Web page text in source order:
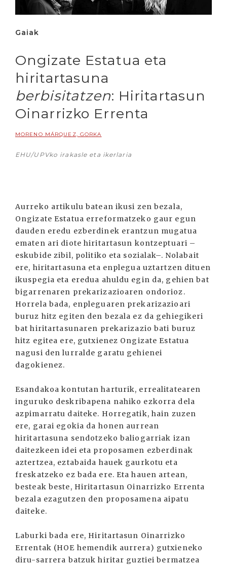
Gaiak
Ongizate Estatua eta
hiritartasuna
berbisitatzen: Hiritartasun
Oinarrizko Errenta
MORENO MÁRQUEZ, GORKA
EHU/UPVko irakasle eta ikerlaria
Aurreko artikulu batean ikusi zen bezala,
Ongizate Estatua erreformatzeko gaur egun
dauden eredu ezberdinek erantzun mugatua
ematen ari diote hiritartasun kontzeptuari –
eskubide zibil, politiko eta sozialak–. Nolabait
ere, hiritartasuna eta enplegua uztartzen dituen
ikuspegia eta eredua ahuldu egin da, gehien bat
bigarrenaren prekarizazioaren ondorioz.
Horrela bada, enpleguaren prekarizazioari
buruz hitz egiten den bezala ez da gehiegikeri
bat hiritartasunaren prekarizazio bati buruz
hitz egitea ere, gutxienez Ongizate Estatua
nagusi den lurralde garatu gehienei
dagokienez.
Esandakoa kontutan harturik, errealitatearen
inguruko deskribapena nahiko ezkorra dela
azpimarratu daiteke. Horregatik, hain zuzen
ere, garai egokia da honen aurrean
hiritartasuna sendotzeko baliogarriak izan
daitezkeen idei eta proposamen ezberdinak
aztertzea, eztabaida hauek gaurkotu eta
freskatzeko ez bada ere. Eta hauen artean,
besteak beste, Hiritartasun Oinarrizko Errenta
bezala ezagutzen den proposamena aipatu
daiteke.
Laburki bada ere, Hiritartasun Oinarrizko
Errentak (HOE hemendik aurrera) gutxieneko
diru-sarrera batzuk hiritar guztiei bermatzea